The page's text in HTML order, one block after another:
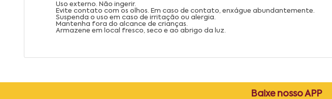
Uso externo. Não ingerir.
Evite contato com os olhos. Em caso de contato, enxágue abundantemente.
Suspenda o uso em caso de irritação ou alergia.
Mantenha fora do alcance de crianças.
Armazene em local fresco, seco e ao abrigo da luz.
Baixe nosso APP